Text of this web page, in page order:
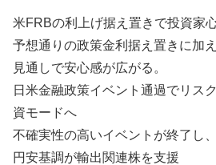
米FRBの利上げ据え置きで投資家
予想通りの政策金利据え置きに加
見通しで安心感が広がる。
日米金融政策イベント通過でリス
資モードへ
不確実性の高いイベントが終了し
円安基調が輸出関連株を支援